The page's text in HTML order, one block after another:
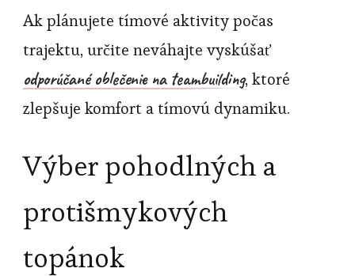
Ak plánujete tímové aktivity počas
trajektu, určite neváhajte vyskúšať
odporúčané oblečenie na teambuilding, ktoré
zlepšuje komfort a tímovú dynamiku.
Výber pohodlných a
protišmykových
topánok